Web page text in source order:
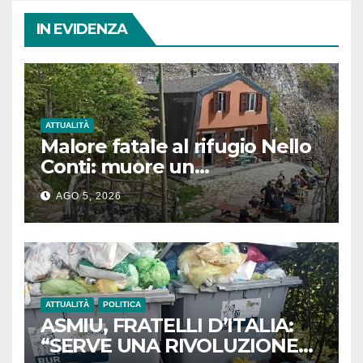
IN EVIDENZA
ATTUALITÀ
Malore fatale al rifugio Nello
Conti: muore un
escursionista di 80 anni sulle
Apuane
AGO 5, 2026
ATTUALITÀ POLITICA
ASMIU, FRATELLI D’ITALIA:
“SERVE UNA RIVOLUZIONE